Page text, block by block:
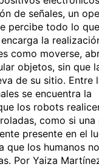
d
a
de señales, un
percibe todo lo
la
como moverse,
objetos, sin que
de su sitio. Entre
se encuentra la
los robots
como si una
presente en el
que los humanos
Por Yaiza